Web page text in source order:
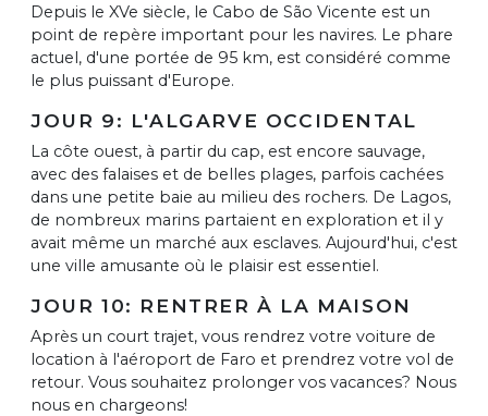
Depuis le XVe siècle, le Cabo de São Vicente est un
point de repère important pour les navires. Le phare
actuel, d'une portée de 95 km, est considéré comme
le plus puissant d'Europe.
JOUR 9: L'ALGARVE OCCIDENTAL
La côte ouest, à partir du cap, est encore sauvage,
avec des falaises et de belles plages, parfois cachées
dans une petite baie au milieu des rochers. De Lagos,
de nombreux marins partaient en exploration et il y
avait même un marché aux esclaves. Aujourd'hui, c'est
une ville amusante où le plaisir est essentiel.
JOUR 10: RENTRER À LA MAISON
Après un court trajet, vous rendrez votre voiture de
location à l'aéroport de Faro et prendrez votre vol de
retour. Vous souhaitez prolonger vos vacances? Nous
nous en chargeons!